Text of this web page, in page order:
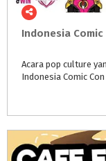
Indonesia Comic
Acara pop culture
Indonesia Comic Con